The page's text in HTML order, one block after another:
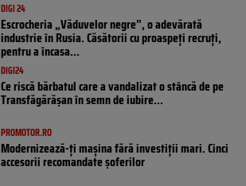
DIGI 24
Escrocheria „Văduvelor negre”, o adevărată
industrie în Rusia. Căsătorii cu proaspeți recruți,
pentru a încasa...
DIGI24
Ce riscă bărbatul care a vandalizat o stâncă de pe
Transfăgărășan în semn de iubire...
PROMOTOR.RO
Modernizează-ți mașina fără investiții mari. Cinci
accesorii recomandate șoferilor